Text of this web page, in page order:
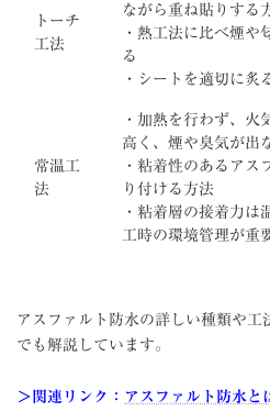
トーチ
工法
ながら重ね貼りする
・熱工法に比べ煙や
る
・シートを適切に炙
常温工
法
・加熱を行わず、火
高く、煙や臭気が出
・粘着性のあるアス
り付ける方法
・粘着層の接着力は
工時の環境管理が重
アスファルト防水の詳しい種類や
でも解説しています。
＞関連リンク： アスファルト防水と